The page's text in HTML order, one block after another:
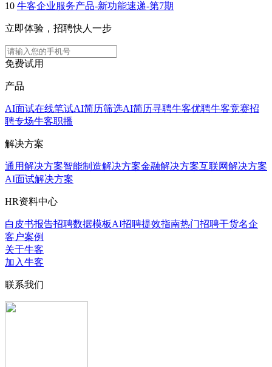
10 牛客企业服务产品-新功能速递-第7期
立即体验，招聘快人一步
免费试用
产品
AI面试在线笔试AI简历筛选AI简历寻聘牛客优聘牛客竞赛招
聘专场牛客职播
解决方案
通用解决方案智能制造解决方案金融解决方案互联网解决方案
AI面试解决方案
HR资料中心
白皮书报告招聘数据模板AI招聘提效指南热门招聘干货名企
客户案例
关于牛客
加入牛客
联系我们